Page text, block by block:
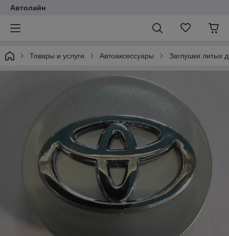
Автолайн
Товары и услуги Автоаксессуары Заглушки литых